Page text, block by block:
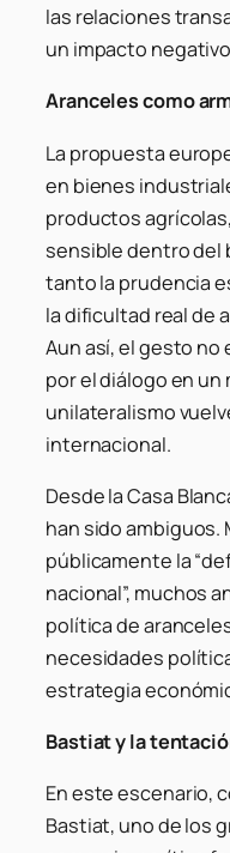
las relaciones
un impacto
Aranceles como
La propuesta
en bienes
productos
sensible dentro del
tanto la prudencia
la dificultad real de
Aun así, el gesto no
por el diálogo en
unilateralismo
internacional.
Desde la Casa
han sido ambiguos.
públicamente la
nacional”, muchos
política de
necesidades
estrategia
Bastiat y la
En este escenario,
Bastiat, uno de los